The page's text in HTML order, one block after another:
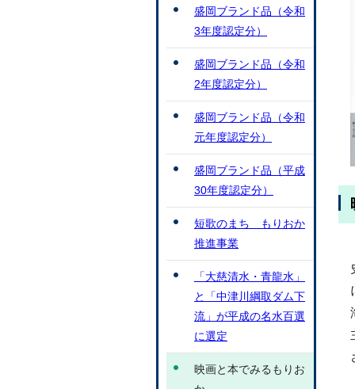
盛岡ブランド品（令和
3年度認定分）
盛岡ブランド品（令和
2年度認定分）
盛岡ブランド品（令和
元年度認定分）
盛岡ブランド品（平成
30年度認定分）
短歌のまち もりおか
推進事業
「大慈清水・青龍水」
と「中津川綱取ダム下
流」が平成の名水百選
に選定
映画と本でみるもりお